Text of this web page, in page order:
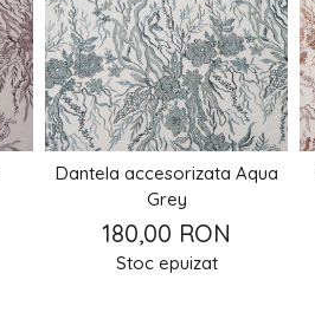
Dantela accesorizata Aqua
Grey
180,00 RON
Stoc epuizat